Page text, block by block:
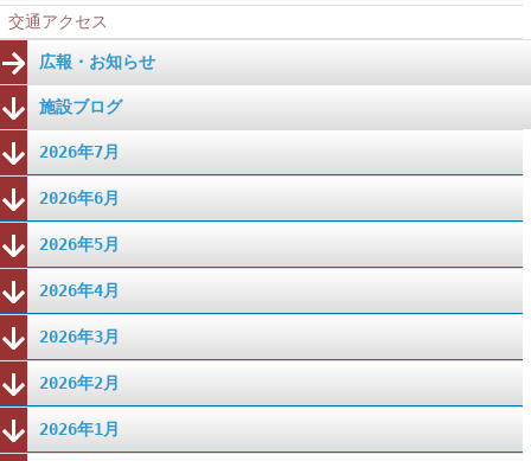
交通アクセス
広報・お知らせ
施設ブログ
2026年7月
2026年6月
2026年5月
2026年4月
2026年3月
2026年2月
2026年1月